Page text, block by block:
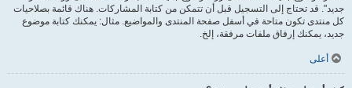
جديد". قد تحتاج إلى التسجيل قبل أن تتمكن من كتابة المشاركات. هناك قائمة بصلاحيات
كل منتدى تكون متاحة في أسفل صفحة المنتدى والمواضيع. مثال: يمكنك كتابة موضوع
جديد، يمكنك إرفاق ملفات مرفقة، إلخ.
أعلى